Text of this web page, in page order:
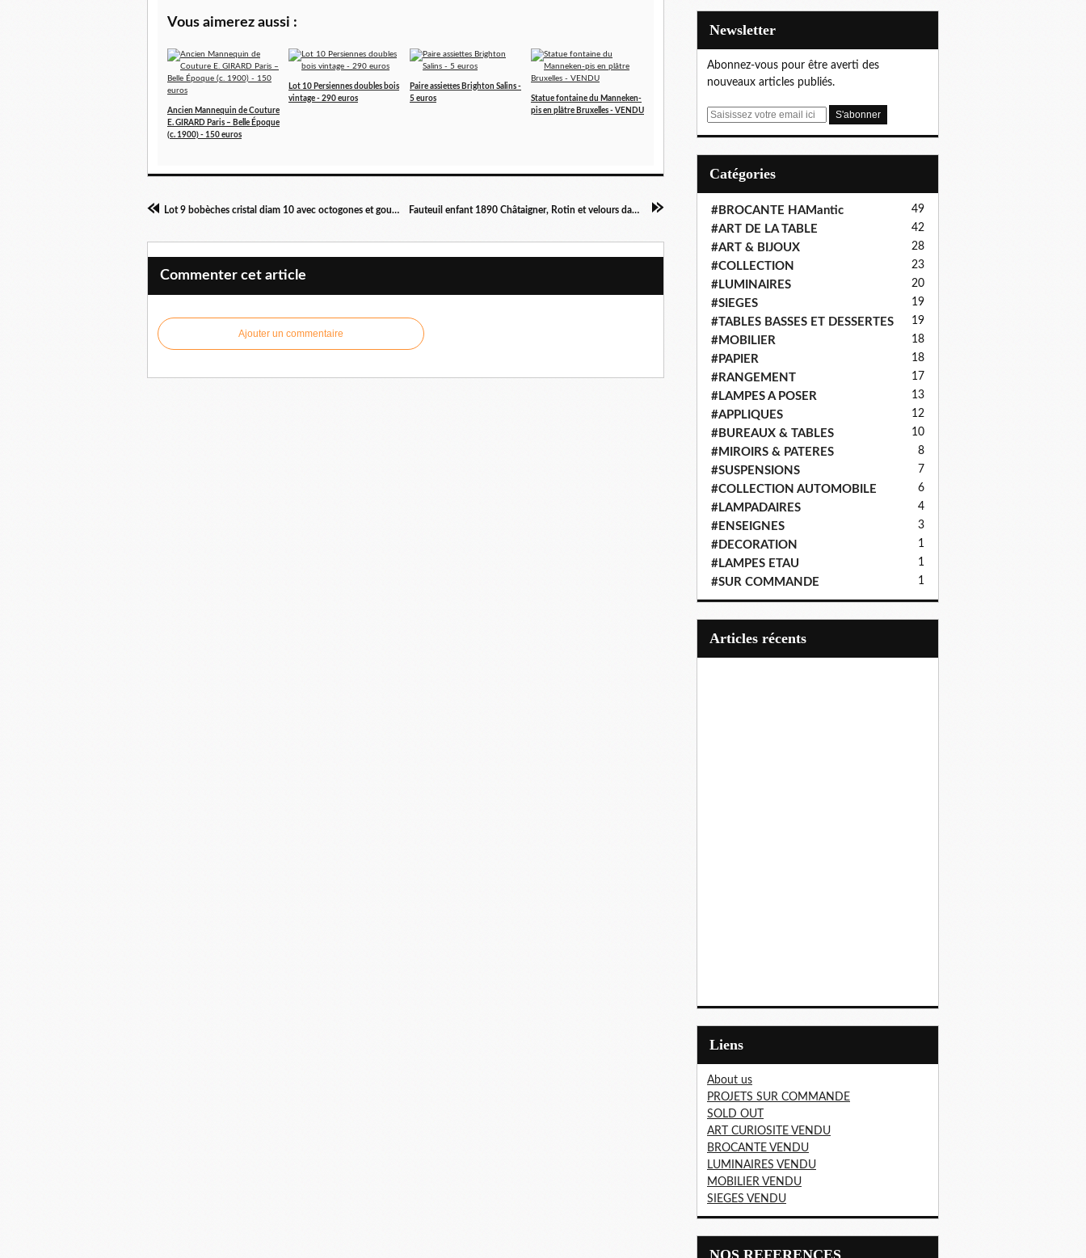
Vous aimerez aussi :
Ancien Mannequin de Couture
E. GIRARD Paris – Belle Époque
(c. 1900) - 150 euros
Lot 10 Persiennes doubles bois
vintage - 290 euros
Paire assiettes Brighton Salins -
5 euros
Statue fontaine du Manneken-
pis en plâtre Bruxelles - VENDU
Lot 9 bobèches cristal diam 10 avec octogones et gouttes - 80 euros Fauteuil enfant 1890 Châtaigner, Rotin et velours damassé- 50 euros
Commenter cet article
Ajouter un commentaire
Newsletter
Abonnez-vous pour être averti des
nouveaux articles publiés.
E
Catégories
#BROCANTE HAMantic 49
#ART DE LA TABLE 42
#ART & BIJOUX 28
#COLLECTION 23
#LUMINAIRES 20
#SIEGES 19
#TABLES BASSES ET DESSERTES 19
#MOBILIER 18
#PAPIER 18
#RANGEMENT 17
#LAMPES A POSER 13
#APPLIQUES 12
#BUREAUX & TABLES 10
#MIROIRS & PATERES 8
#SUSPENSIONS 7
#COLLECTION AUTOMOBILE 6
#LAMPADAIRES 4
#ENSEIGNES 3
#DECORATION 1
#LAMPES ETAU 1
#SUR COMMANDE 1
articles récents
Liens
About us
PROJETS SUR COMMANDE
SOLD OUT
ART CURIOSITE VENDU
BROCANTE VENDU
LUMINAIRES VENDU
MOBILIER VENDU
SIEGES VENDU